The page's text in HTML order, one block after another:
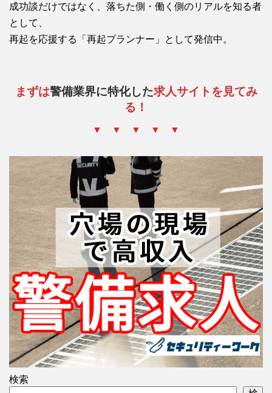
成功談だけではなく、落ちた側・働く側のリアルを知る者
として、
再起を応援する「再起プランナー」として発信中。
まずは警備業界に特化した求人サイトを見てみ
る！
▼ ▼ ▼ ▼ ▼
検索